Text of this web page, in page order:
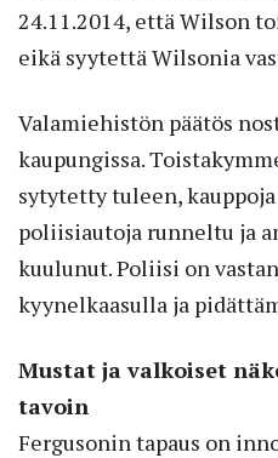
24.11.2014, että Wilson
eikä syytettä Wilsonia
Valamiehistön päätös
kaupungissa.
sytytetty tuleen,
poliisiautoja runneltu ja
kuulunut. Poliisi on
kyynelkaasulla ja
Mustat ja valkoiset
tavoin
Fergusonin tapaus on